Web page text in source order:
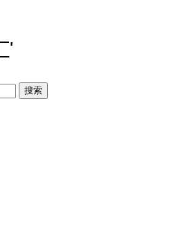
搜索